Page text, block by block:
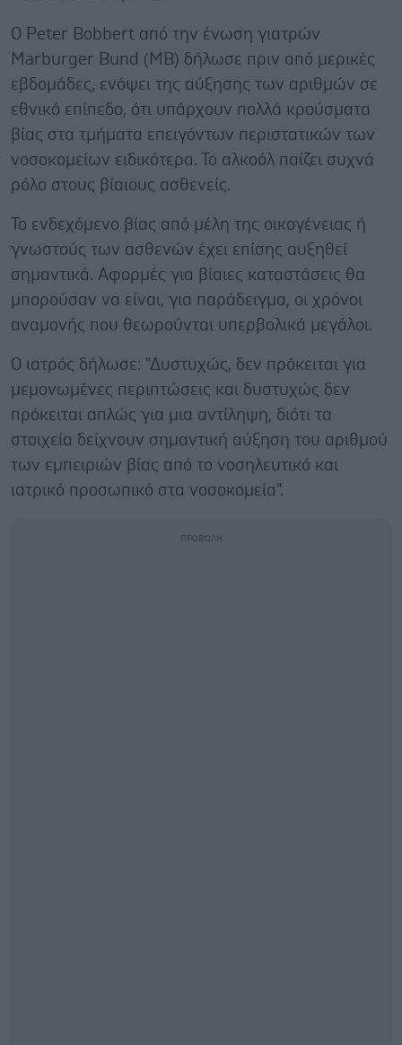
Ο Peter Bobbert από την ένωση γιατρών
Marburger Bund (MB) δήλωσε πριν από μερικές
εβδομάδες, ενόψει της αύξησης των αριθμών σε
εθνικό επίπεδο, ότι υπάρχουν πολλά κρούσματα
βίας στα τμήματα επειγόντων περιστατικών των
νοσοκομείων ειδικότερα. Το αλκοόλ παίζει συχνά
ρόλο στους βίαιους ασθενείς.
Το ενδεχόμενο βίας από μέλη της οικογένειας ή
γνωστούς των ασθενών έχει επίσης αυξηθεί
σημαντικά. Αφορμές για βίαιες καταστάσεις θα
μπορούσαν να είναι, για παράδειγμα, οι χρόνοι
αναμονής που θεωρούνται υπερβολικά μεγάλοι.
Ο ιατρός δήλωσε: "Δυστυχώς, δεν πρόκειται για
μεμονωμένες περιπτώσεις και δυστυχώς δεν
πρόκειται απλώς για μια αντίληψη, διότι τα
στοιχεία δείχνουν σημαντική αύξηση του αριθμού
των εμπειριών βίας από το νοσηλευτικό και
ιατρικό προσωπικό στα νοσοκομεία".